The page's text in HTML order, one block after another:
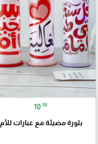
10 ₪
بلورة مضيئة مع عبارات للأم